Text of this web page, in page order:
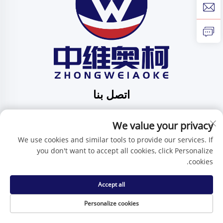
اتصل بنا
Add: الرقم 201، الشارع رقم 1 هوافنغ، مجتمع بينغدي، بلدية
بينغدي، شينتشن، مقاطعة قوانغدونغ، الصين
هاتف:+86-15986647296
البريد الإلكتروني:[email protected]
حقوق النسخ محفوظة © شركة شنتشن تشنغوي آي كيه للتكنولوجيا
المحدودة -
سياسة الخصوصية
We value your privacy
We use cookies and similar tools to provide our services. If
you don't want to accept all cookies, click Personalize
cookies.
Personalize cookies
Accept all